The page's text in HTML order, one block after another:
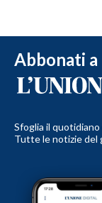
Abbonati a
Sfoglia il
Tutte le notizie del